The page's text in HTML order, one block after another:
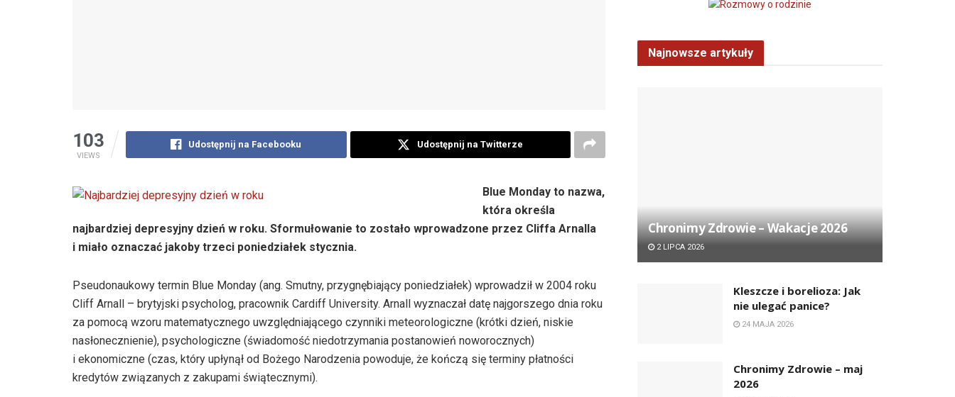
103
VIEWS
Udostępnij na Facebooku Udostępnij na Twitterze
Blue Monday to nazwa,
która określa
najbardziej depresyjny dzień w roku. Sformułowanie to zostało wprowadzone przez Cliffa Arnalla
i miało oznaczać jakoby trzeci poniedziałek stycznia.
Pseudonaukowy termin Blue Monday (ang. Smutny, przygnębiający poniedziałek) wprowadził w 2004 roku
Cliff Arnall – brytyjski psycholog, pracownik Cardiff University. Arnall wyznaczał datę najgorszego dnia roku
za pomocą wzoru matematycznego uwzględniającego czynniki meteorologiczne (krótki dzień, niskie
nasłonecznienie), psychologiczne (świadomość niedotrzymania postanowień noworocznych)
i ekonomiczne (czas, który upłynął od Bożego Narodzenia powoduje, że kończą się terminy płatności
kredytów związanych z zakupami świątecznymi).
Najnowsze artykuły
Chronimy Zdrowie ­– Wakacje 2026
2 LIPCA 2026
Kleszcze i borelioza: Jak
nie ulegać panice?
24 MAJA 2026
Chronimy Zdrowie ­– maj
2026